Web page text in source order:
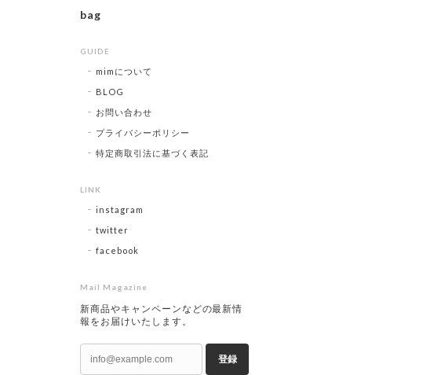
bag
GUIDE
mimについて
BLOG
お問い合わせ
プライバシーポリシー
特定商取引法に基づく表記
LINK
instagram
twitter
facebook
Mail Magazine
新商品やキャンペーンなどの最新情
報をお届けいたします。
登録